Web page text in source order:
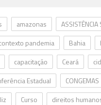
amazonas
ASSISTÊNCIA
pandemia
Bahia
capacitação Ceará
Estadual CONGEMAS
Curso
direitos